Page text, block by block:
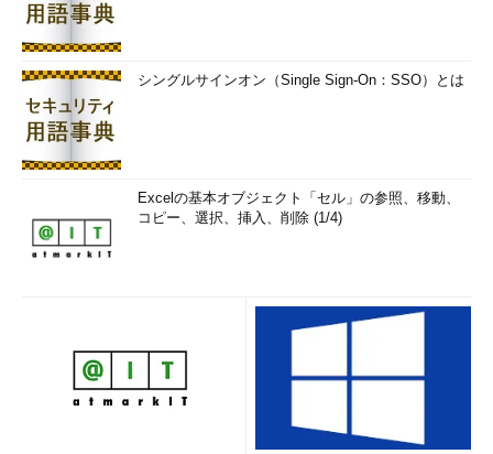
シングルサインオン（Single Sign-On：SSO）とは
Excelの基本オブジェクト「セル」の参照、移動、
コピー、選択、挿入、削除 (1/4)